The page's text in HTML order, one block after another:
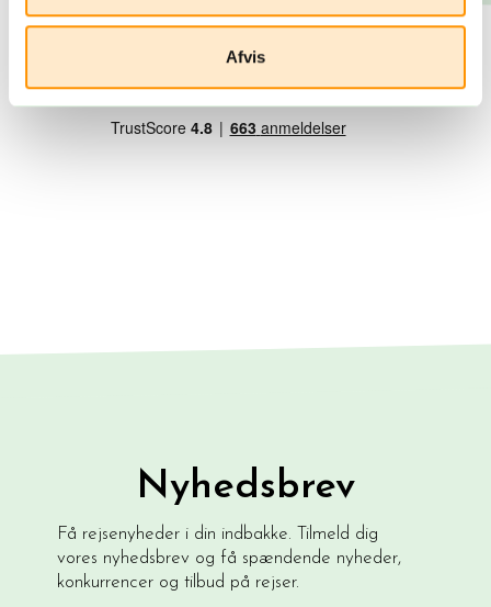
Afvis
Nyhedsbrev
Få rejsenyheder i din indbakke. Tilmeld dig
vores nyhedsbrev og få spændende nyheder,
konkurrencer og tilbud på rejser.